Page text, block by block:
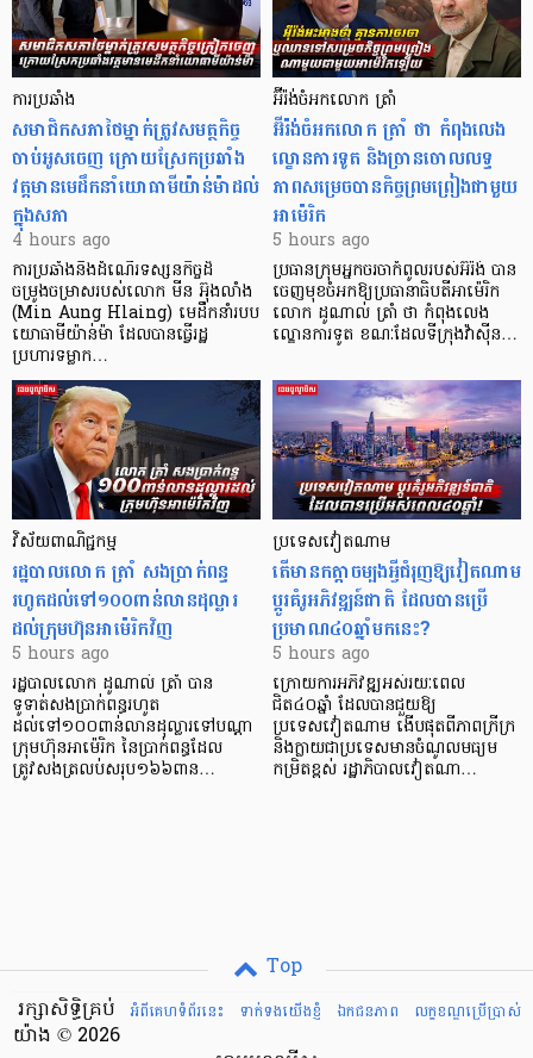
ការប្រឆាំង
សមាជិកសភាថៃម្នាក់ត្រូវសមត្ថកិច្ច
ចាប់អូសចេញ ក្រោយស្រែកប្រឆាំង
វត្តមានមេដឹកនាំយោធាមីយ៉ាន់ម៉ាដល់
ក្នុងសភា
4 hours ago
ការប្រឆាំងនឹងដំណើរទស្សនកិច្ចដ៏
ចម្រូងចម្រាសរបស់លោក មីន អ៊ុងលាំង
(Min Aung Hlaing) មេដឹកនាំរបប
យោធាមីយ៉ាន់ម៉ា ដែលបានធ្វើរដ្ឋ
ប្រហារទម្លាក…
អ៊ីរ៉ង់ចំអកលោក ត្រាំ
អ៊ីរ៉ង់ចំអកលោក ត្រាំ ថា កំពុងលេង
ល្ខោនការទូត និងច្រានចោលលទ្ធ
ភាពសម្រេចបានកិច្ចព្រមព្រៀងជាមួយ
អាម៉េរិក
5 hours ago
ប្រធានក្រុមអ្នកចរចាកំពូលរបស់អ៊ីរ៉ង់ បាន
ចេញមុខចំអកឱ្យប្រធានាធិបតីអាម៉េរិក
លោក ដូណាល់ ត្រាំ ថា កំពុងលេង
ល្ខោនការទូត ខណៈដែលទីក្រុងវ៉ាស៊ីន…
វិស័យ​ពាណិជ្ជកម្ម
រដ្ឋបាលលោក ត្រាំ សងប្រាក់ពន្ធ
រហូតដល់ទៅ១០០ពាន់លានដុល្លារ
ដល់ក្រុមហ៊ុនអាម៉េរិកវិញ
5 hours ago
រដ្ឋបាលលោក ដូណាល់ ត្រាំ បាន​
ទូទាត់សងប្រាក់ពន្ធរហូត
ដល់ទៅ១០០ពាន់លានដុល្លារទៅបណ្ដា
ក្រុមហ៊ុនអាម៉េរិក នៃប្រាក់ពន្ធដែល
ត្រូវសងត្រលប់សរុប១៦៦ពាន…
ប្រទេសវៀតណាម
តើមានកត្តាចម្បងអ្វីជំរុញឱ្យវៀតណាម
ប្តូរគំរូអភិវឌ្ឍន៍ជាតិ ដែលបានប្រើ
ប្រមាណ៤០ឆ្នាំមកនេះ?
5 hours ago
ក្រោយការអភិវឌ្ឍអស់រយៈពេល
ជិត៤០ឆ្នាំ ដែលបានជួយឱ្យ​
ប្រទេសវៀតណាម ងើប​ផុតពីភាពក្រីក្រ
និងក្លាយជាប្រទេសមានចំណូលមធ្យម
កម្រិតខ្ពស់ រដ្ឋាភិបាលវៀតណា…
Top
អំពីគេហទំព័រនេះ
ទាក់ទងយើងខ្ញំ ឯកជនភាព លក្ខខណ្ឌ​ប្រើ​ប្រាស់
រក្សាសិទ្ធិគ្រប់
យ៉ាង © 2026